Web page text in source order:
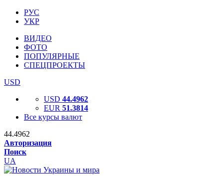
РУС
УКР
ВИДЕО
ФОТО
ПОПУЛЯРНЫЕ
СПЕЦПРОЕКТЫ
USD
USD 44.4962
EUR 51.3814
Все курсы валют
44.4962
Авторизация
Поиск
UA